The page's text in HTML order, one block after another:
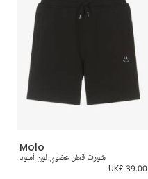
Molo
شورت قطن عضوي لون أسود
UK£ 39.00